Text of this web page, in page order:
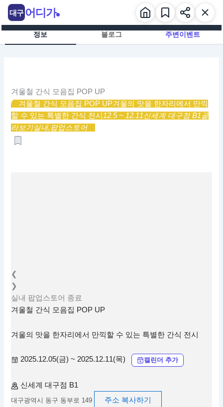
츠
정보 블로그 주변이벤트
겨울철 간식 모음집 POP UP
겨울철 간식 모음집 POP UP겨울의 맛을 한자리에서 만끽
할 수 있는 특별한 간식 전시12.5 ~ 12.11신세계 대구점 B1골
라보기실내,팝업스토어
❮
❯
실내 팝업스토어 종료
겨울철 간식 모음집 POP UP
겨울의 맛을 한자리에서 만끽할 수 있는 특별한 간식 전시
2025.12.05(금) ~ 2025.12.11(목) 캘린더 추가
신세계 대구점 B1
대구광역시 동구 동부로 149 주소 복사하기
대구 어디가